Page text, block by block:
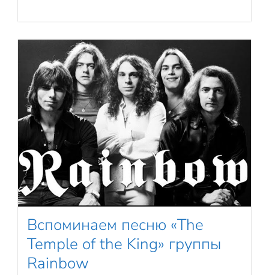
Вспоминаем песню «The
Temple of the King» группы
Rainbow